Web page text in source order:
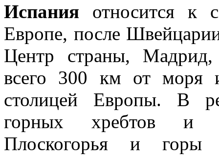
Испания относится к
Европе, после
Центр страны, Мадрид,
всего 300 км от моря
столицей Европы. В
горных хребтов и
Плоскогорья и горы